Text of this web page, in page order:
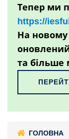
Тепер ми
https://
На новому
та
ГОЛОВНА